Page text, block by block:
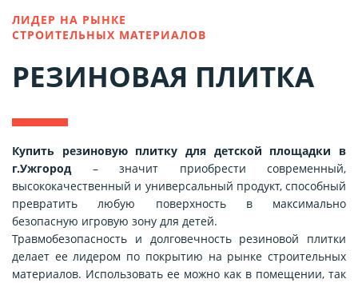
ЛИДЕР НА РЫНКЕ
СТРОИТЕЛЬНЫХ МАТЕРИАЛОВ
РЕЗИНОВАЯ ПЛИТКА
Купить резиновую плитку для детской площадки в
г.Ужгород – значит приобрести современный,
высококачественный и универсальный продукт, способный
превратить любую поверхность в максимально
безопасную игровую зону для детей.
Травмобезопасность и долговечность резиновой плитки
делает ее лидером по покрытию на рынке строительных
материалов. Использовать ее можно как в помещении, так